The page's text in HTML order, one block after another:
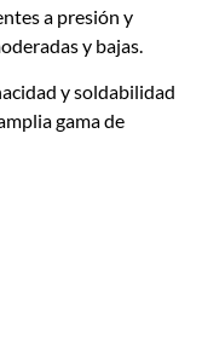
a presión y
y bajas.
y soldabilidad
gama de